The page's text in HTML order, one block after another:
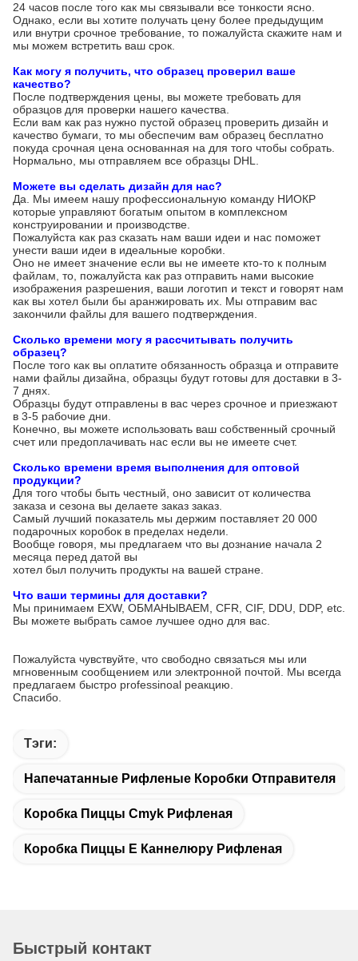
24 часов после того как мы связывали все тонкости ясно.
Однако, если вы хотите получать цену более предыдущим
или внутри срочное требование, то пожалуйста скажите нам и
мы можем встретить ваш срок.
Как могу я получить, что образец проверил ваше
качество?
После подтверждения цены, вы можете требовать для
образцов для проверки нашего качества.
Если вам как раз нужно пустой образец проверить дизайн и
качество бумаги, то мы обеспечим вам образец бесплатно
покуда срочная цена основанная на для того чтобы собрать.
Нормально, мы отправляем все образцы DHL.
Можете вы сделать дизайн для нас?
Да. Мы имеем нашу профессиональную команду НИОКР
которые управляют богатым опытом в комплексном
конструировании и производстве.
Пожалуйста как раз сказать нам ваши идеи и нас поможет
унести ваши идеи в идеальные коробки.
Оно не имеет значение если вы не имеете кто-то к полным
файлам, то, пожалуйста как раз отправить нами высокие
изображения разрешения, ваши логотип и текст и говорят нам
как вы хотел были бы аранжировать их. Мы отправим вас
закончили файлы для вашего подтверждения.
Сколько времени могу я рассчитывать получить
образец?
После того как вы оплатите обязанность образца и отправите
нами файлы дизайна, образцы будут готовы для доставки в 3-
7 днях.
Образцы будут отправлены в вас через срочное и приезжают
в 3-5 рабочие дни.
Конечно, вы можете использовать ваш собственный срочный
счет или предоплачивать нас если вы не имеете счет.
Сколько времени время выполнения для оптовой
продукции?
Для того чтобы быть честный, оно зависит от количества
заказа и сезона вы делаете заказ заказ.
Самый лучший показатель мы держим поставляет 20 000
подарочных коробок в пределах недели.
Вообще говоря, мы предлагаем что вы дознание начала 2
месяца перед датой вы
хотел был получить продукты на вашей стране.
Что ваши термины для доставки?
Мы принимаем EXW, ОБМАНЫВАЕМ, CFR, CIF, DDU, DDP, etc.
Вы можете выбрать самое лучшее одно для вас.
Пожалуйста чувствуйте, что свободно связаться мы или
мгновенным сообщением или электронной почтой. Мы всегда
предлагаем быстро professinoal реакцию.
Спасибо.
Тэги:
Напечатанные Рифленые Коробки Отправителя
Коробка Пиццы Cmyk Рифленая
Коробка Пиццы E Каннелюру Рифленая
Быстрый контакт